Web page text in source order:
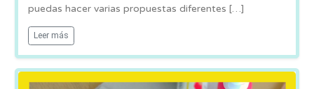
puedas hacer varias propuestas diferentes […]
Leer más